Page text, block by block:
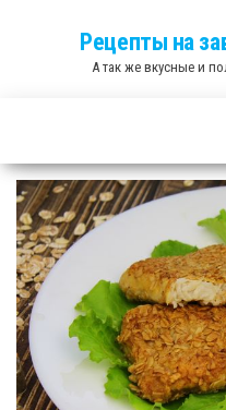
Рецепты на
А так же вкусные и